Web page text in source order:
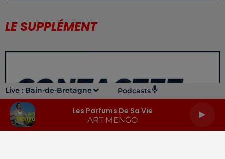
Live : Bain-de-Bretagne Podcasts
Les Parfums De Sa Vie
ART MENGO
LE SUPPLÉMENT